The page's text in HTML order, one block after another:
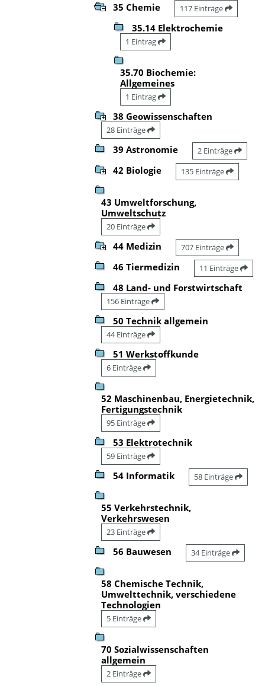
35 Chemie 117 Einträge
35.14 Elektrochemie
1 Eintrag
35.70 Biochemie:
Allgemeines
1 Eintrag
38 Geowissenschaften
28 Einträge
39 Astronomie 2 Einträge
42 Biologie 135 Einträge
43 Umweltforschung,
Umweltschutz
20 Einträge
44 Medizin 707 Einträge
46 Tiermedizin 11 Einträge
48 Land- und Forstwirtschaft
156 Einträge
50 Technik allgemein
44 Einträge
51 Werkstoffkunde
6 Einträge
52 Maschinenbau, Energietechnik,
Fertigungstechnik
95 Einträge
53 Elektrotechnik
59 Einträge
54 Informatik 58 Einträge
55 Verkehrstechnik,
Verkehrswesen
23 Einträge
56 Bauwesen 34 Einträge
58 Chemische Technik,
Umwelttechnik, verschiedene
Technologien
5 Einträge
70 Sozialwissenschaften
allgemein
2 Einträge